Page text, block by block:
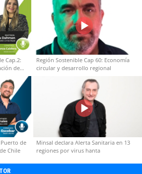
Cap.2:
de
Región Sostenible Cap 60: Economía
circular y desarrollo regional
de
Chile
Minsal declara Alerta Sanitaria en 13
regiones por virus hanta